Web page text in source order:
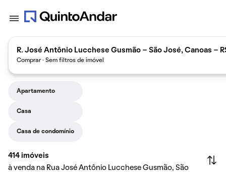
R. José Antônio Lucchese Gusmão - São José, Canoas -
Comprar · Sem filtros de imóvel
Apartamento
Casa
Casa de condomínio
414 imóveis
à venda na Rua José Antônio Lucchese Gusmão, São